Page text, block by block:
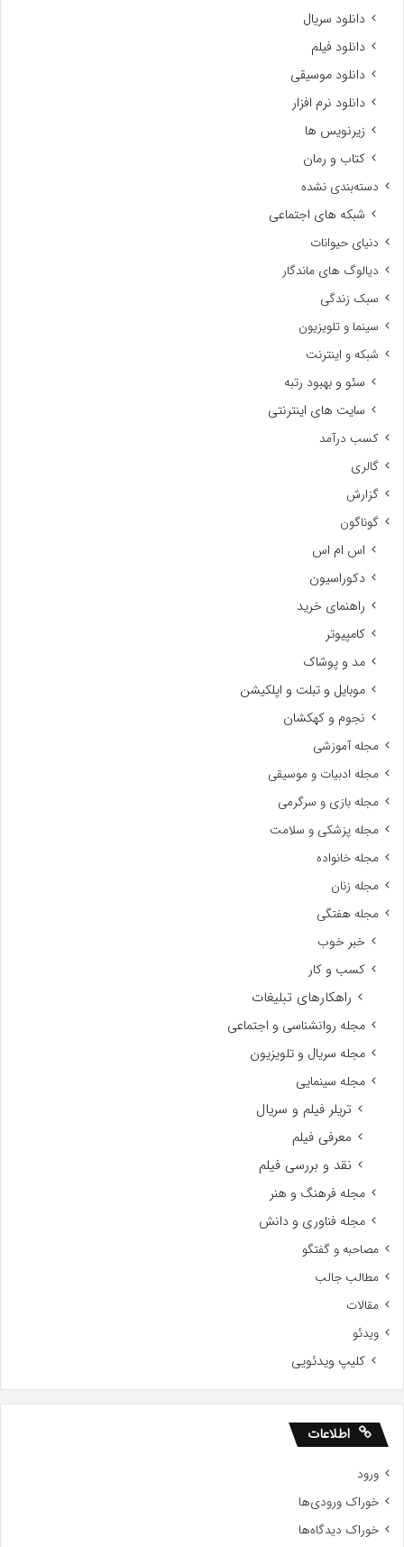
دانلود سریال
دانلود فیلم
دانلود موسیقی
دانلود نرم افزار
زیرنویس ها
کتاب و رمان
دسته‌بندی نشده
شبکه های اجتماعی
دنیای حیوانات
دیالوگ های ماندگار
سبک زندگی
سینما و تلویزیون
شبکه و اینترنت
سئو و بهبود رتبه
سایت های اینترنتی
کسب درآمد
گالری
گزارش
گوناگون
اس ام اس
دکوراسیون
راهنمای خرید
کامپیوتر
مد و پوشاک
موبایل و تبلت و اپلکیشن
نجوم و کهکشان
مجله آموزشی
مجله ادبیات و موسیقی
مجله بازی و سرگرمی
مجله پزشکی و سلامت
مجله خانواده
مجله زنان
مجله هفتگی
خبر خوب
کسب و کار
راهکارهای تبلیغات
مجله روانشناسی و اجتماعی
مجله سریال و تلویزیون
مجله سینمایی
تریلر فیلم و سریال
معرفی فیلم
نقد و بررسی فیلم
مجله فرهنگ و هنر
مجله فناوری و دانش
مصاحبه و گفتگو
مطالب جالب
مقالات
ویدئو
کلیپ ویدئویی
اطلاعات
ورود
خوراک ورودی‌ها
خوراک دیدگاه‌ها